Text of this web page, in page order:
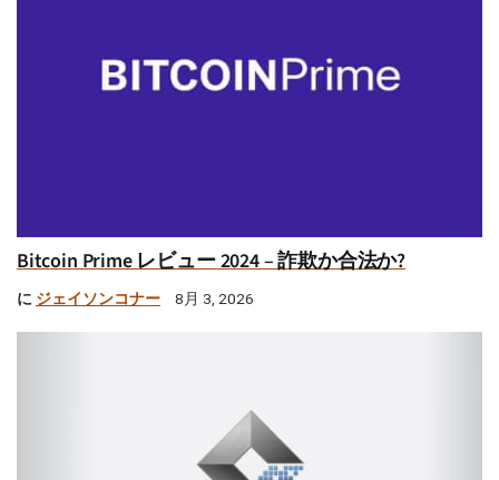
Bitcoin Prime レビュー 2024 – 詐欺か合法か?
に ジェイソンコナー 8月 3, 2026